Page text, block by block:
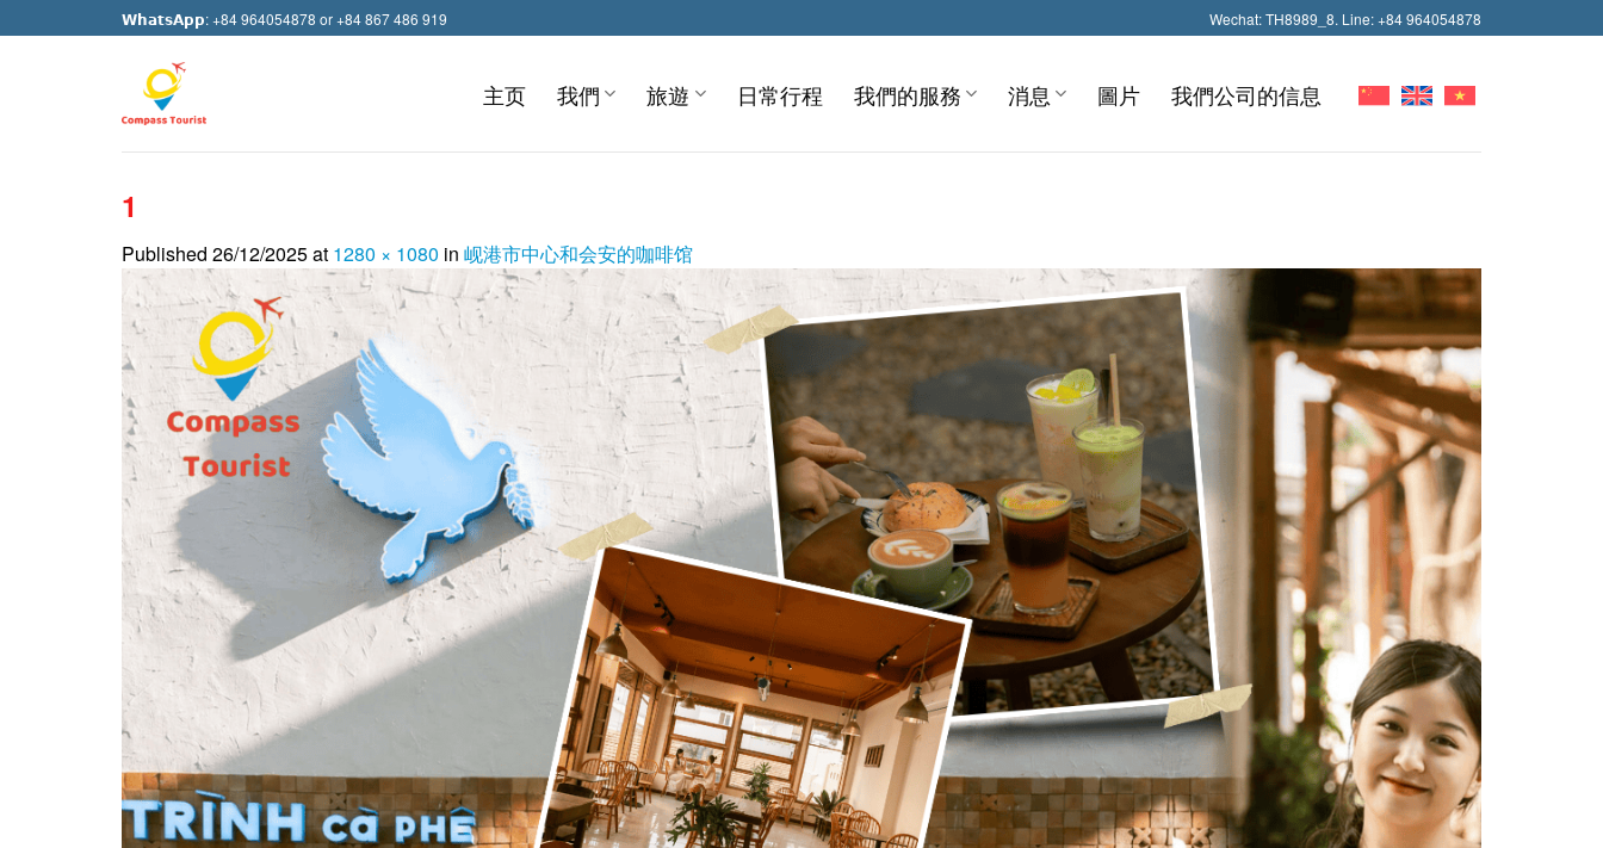
to
𝗪𝗵𝗮𝘁𝘀𝗔𝗽𝗽: +84 964054878 or +84 867 486 919 Wechat: TH8989_8. Line: +84 964054878
主页 我們 旅遊 日常行程 我們的服務 消息 圖片 我們公司的信息
1
Published 26/12/2025at 1280 × 1080 in 岘港市中心和会安的咖啡馆